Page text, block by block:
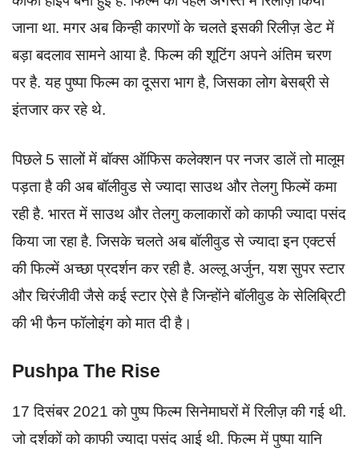
जाना था. मगर अब किन्ही कारणों के चलते इसकी रिलीज़ डेट में
बड़ा बदलाव सामने आया है. फिल्म की शूटिंग अपने अंतिम चरण
पर है. यह पुष्पा फिल्म का दूसरा भाग है, जिसका लोग बेसब्री से
इंतजार कर रहे थे.
पिछले 5 सालों में बॉक्स ऑफिस कलेक्शन पर नजर डालें तो मालूम
पड़ता है की अब बॉलीवुड से ज्यादा साउथ और तेलगु फिल्में कमा
रही है. भारत में साउथ और तेलगु कलाकारों को काफी ज्यादा पसंद
किया जा रहा है. जिसके चलते अब बॉलीवुड से ज्यादा इन एक्टर्स
की फिल्में अच्छा प्रदर्शन कर रही है. अल्लू अर्जुन, यश सुपर स्टार
और चिरंजीवी जैसे कई स्टार ऐसे है जिन्होंने बॉलीवुड के सेलिब्रिटी
की भी फैन फॉलोइंग को मात दी है।
Pushpa The Rise
17 दिसंबर 2021 को पुष्प फिल्म सिनेमाघरों में रिलीज़ की गई थी.
जो दर्शकों को काफी ज्यादा पसंद आई थी. फिल्म में पुष्पा यानि